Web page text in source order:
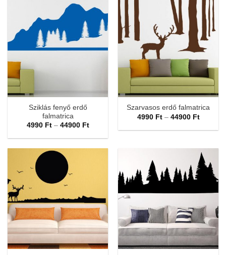
Sziklás fenyő erdő
falmatrica
4990 Ft – 44900 FtÁrtartomány:
-
Szarvasos erdő falmatrica
4990 Ft – 44900 Ft
-